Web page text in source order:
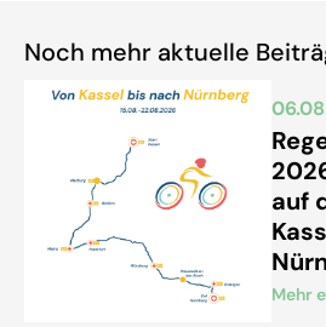
Noch mehr aktuelle
auf
Mehr